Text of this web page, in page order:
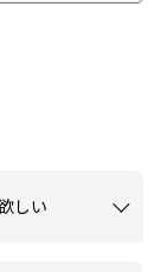
しい